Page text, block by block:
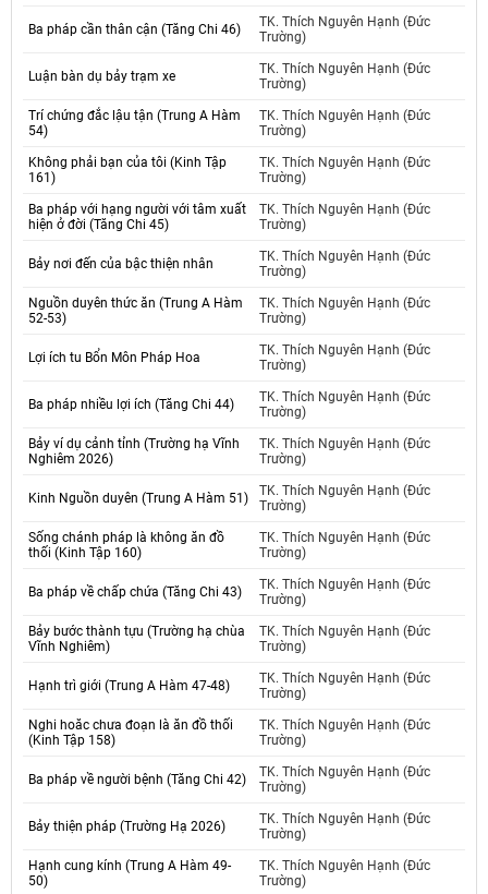
Ba pháp cần thân cận (Tăng Chi 46)
TK. Thích Nguyên Hạnh (Đức
Trường)
Luận bàn dụ bảy trạm xe
TK. Thích Nguyên Hạnh (Đức
Trường)
Trí chứng đắc lậu tận (Trung A Hàm
54)
TK. Thích Nguyên Hạnh (Đức
Trường)
Không phải bạn của tôi (Kinh Tập
161)
TK. Thích Nguyên Hạnh (Đức
Trường)
Ba pháp với hạng người với tâm xuất
hiện ở đời (Tăng Chi 45)
TK. Thích Nguyên Hạnh (Đức
Trường)
Bảy nơi đến của bậc thiện nhân
TK. Thích Nguyên Hạnh (Đức
Trường)
Nguồn duyên thức ăn (Trung A Hàm
52-53)
TK. Thích Nguyên Hạnh (Đức
Trường)
Lợi ích tu Bổn Môn Pháp Hoa
TK. Thích Nguyên Hạnh (Đức
Trường)
Ba pháp nhiều lợi ích (Tăng Chi 44)
TK. Thích Nguyên Hạnh (Đức
Trường)
Bảy ví dụ cảnh tỉnh (Trường hạ Vĩnh
Nghiêm 2026)
TK. Thích Nguyên Hạnh (Đức
Trường)
Kinh Nguồn duyên (Trung A Hàm 51)
TK. Thích Nguyên Hạnh (Đức
Trường)
Sống chánh pháp là không ăn đồ
thối (Kinh Tập 160)
TK. Thích Nguyên Hạnh (Đức
Trường)
Ba pháp về chấp chứa (Tăng Chi 43)
TK. Thích Nguyên Hạnh (Đức
Trường)
Bảy bước thành tựu (Trường hạ chùa
Vĩnh Nghiêm)
TK. Thích Nguyên Hạnh (Đức
Trường)
Hạnh trì giới (Trung A Hàm 47-48)
TK. Thích Nguyên Hạnh (Đức
Trường)
Nghi hoăc chưa đoạn là ăn đồ thối
(Kinh Tập 158)
TK. Thích Nguyên Hạnh (Đức
Trường)
Ba pháp về người bệnh (Tăng Chi 42)
TK. Thích Nguyên Hạnh (Đức
Trường)
Bảy thiện pháp (Trường Hạ 2026)
TK. Thích Nguyên Hạnh (Đức
Trường)
Hạnh cung kính (Trung A Hàm 49-
50)
TK. Thích Nguyên Hạnh (Đức
Trường)